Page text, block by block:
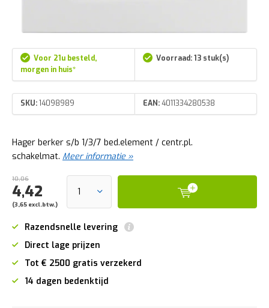
Voor 21u besteld,
morgen in huis*
Voorraad: 13 stuk(s)
SKU:14098989 EAN:4011334280538
Hager berker s/b 1/3/7 bed.element / centr.pl.
schakelmat. Meer informatie »
10,06
4,42
(3,65 excl.btw.)
Razendsnelle levering
Direct lage prijzen
Tot € 2500 gratis verzekerd
14 dagen bedenktijd